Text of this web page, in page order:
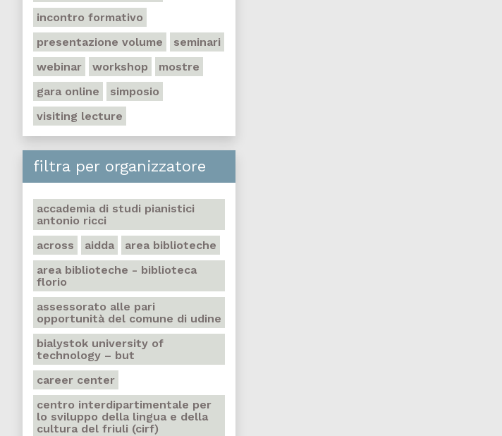
incontro formativo
presentazione volume
seminari
webinar
workshop
mostre
gara online
simposio
visiting lecture
filtra per organizzatore
accademia di studi pianistici
antonio ricci
across
aidda
area biblioteche
area biblioteche - biblioteca
florio
assessorato alle pari
opportunità del comune di udine
bialystok university of
technology – but
career center
centro interdipartimentale per
lo sviluppo della lingua e della
cultura del friuli (cirf)